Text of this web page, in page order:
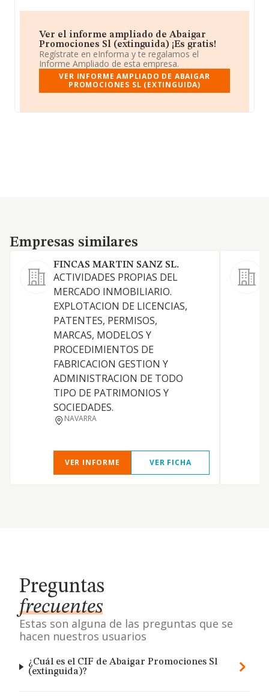
Ver el informe ampliado de Abaigar
Promociones Sl (extinguida) ¡Es gratis!
Regístrate en eInforma y te regalamos el
Informe Ampliado de esta empresa.
VER INFORME AMPLIADO DE ABAIGAR
PROMOCIONES SL (EXTINGUIDA)
Empresas similares
Empresas similares
FINCAS MARTIN SANZ SL.
ACTIVIDADES PROPIAS DEL
MERCADO INMOBILIARIO.
EXPLOTACION DE LICENCIAS,
PATENTES, PERMISOS,
MARCAS, MODELOS Y
PROCEDIMIENTOS DE
FABRICACION GESTION Y
ADMINISTRACION DE TODO
TIPO DE PATRIMONIOS Y
SOCIEDADES.
NAVARRA
VER INFORME VER FICHA
Preguntas
frecuentes
Estas son alguna de las preguntas que se
hacen nuestros usuarios
¿Cuál es el CIF de Abaigar Promociones Sl
(extinguida)?